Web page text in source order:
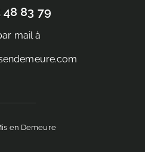
48 83 79
mail à
en Demeure